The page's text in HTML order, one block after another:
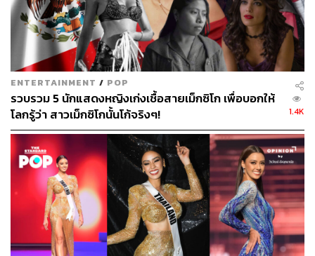
ENTERTAINMENT / POP
รวบรวม 5 นักแสดงหญิงเก่งเชื้อสายเม็กซิโก เพื่อบอกให้
โลกรู้ว่า สาวเม็กซิโกนั้นโก้จริงๆ!
1.4K